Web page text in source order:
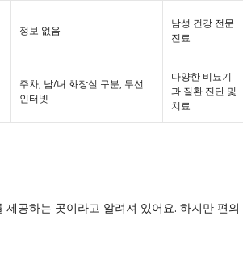
정보 없음
남성 건강 전문
진료
주차, 남/녀 화장실 구분, 무선
인터넷
다양한 비뇨기
과 질환 진단 및
치료
공하는 곳이라고 알려져 있어요. 하지만 편의